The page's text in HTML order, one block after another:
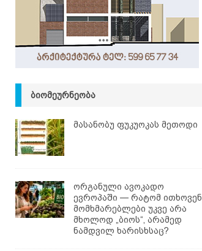
ᲑᲘᲝᲛᲔᲣᲠᲜᲔᲝᲑᲐ
მასანობუ ფუკუოკას მეთოდი
ორგანული ავოკადო
ევროპაში — რატომ ითხოვენ
მომხმარებლები უკვე არა
მხოლოდ „ბიოს“, არამედ
ნამდვილ ხარისხსაც?